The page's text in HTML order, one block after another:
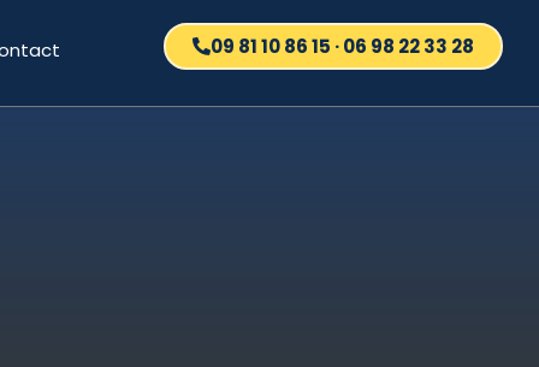
09 81 10 86 15 · 06 98 22 33 28